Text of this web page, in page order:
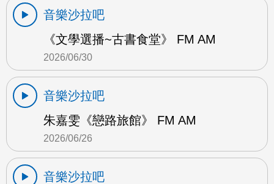
音樂沙拉吧
《文學選播~古書食堂》 FM AM
2026/06/30
音樂沙拉吧
朱嘉雯《戀路旅館》 FM AM
2026/06/26
音樂沙拉吧